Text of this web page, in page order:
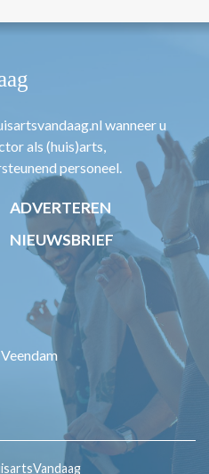
wanneer u
als (huis)arts,
personeel.
ADVERTEREN
NIEUWSBRIEF